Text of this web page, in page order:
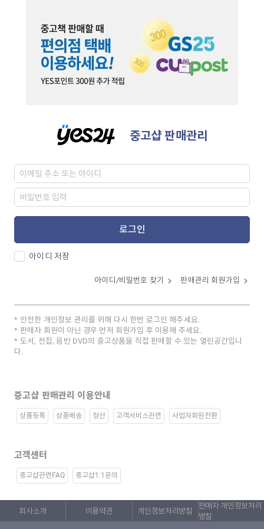
중고샵 판매관리
로그인
아이디 저장
아이디/비밀번호 찾기 판매관리 회원가입
안전한 개인정보 관리를 위해 다시 한번 로그인 해주세요.
판매자 회원이 아닌 경우 먼저 회원가입 후 이용해 주세요.
도서, 전집, 음반 DVD의 중고상품을 직접 판매할 수 있는 열린공간입니
다.
중고샵 판매관리 이용안내
상품등록 상품배송 정산 고객서비스관련 사업자회원전환
고객센터
중고샵관련FAQ 중고샵1:1문의
회사소개 이용약관 개인정보처리방침
판매자 개인정보처리
방침